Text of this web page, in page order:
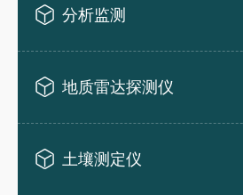
分析监测
地质雷达探测仪
土壤测定仪